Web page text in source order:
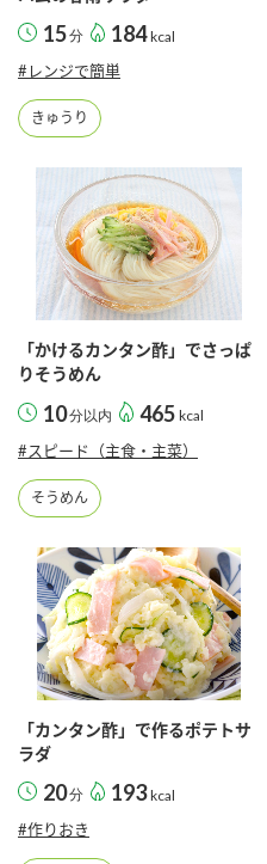
15分 184 kcal
#レンジで簡単
きゅうり
「かけるカンタン酢」でさっぱ
りそうめん
10分以内 465 kcal
#スピード（主食・主菜）
そうめん
「カンタン酢」で作るポテトサ
ラダ
20分 193 kcal
#作りおき